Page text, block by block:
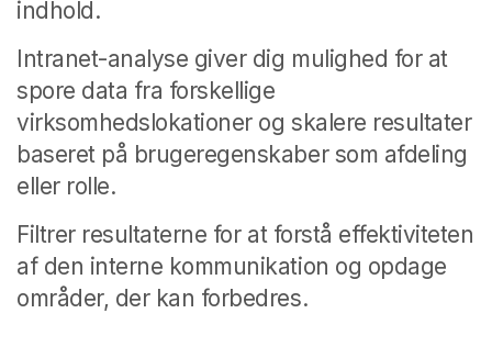
indhold.
Intranet-analyse giver dig mulighed for at
spore data fra forskellige
virksomhedslokationer og skalere resultater
baseret på brugeregenskaber som afdeling
eller rolle.
Filtrer resultaterne for at forstå effektiviteten
af den interne kommunikation og opdage
områder, der kan forbedres.